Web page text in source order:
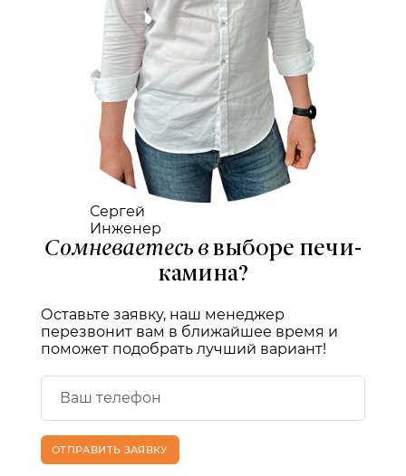
Сергей
Инженер
Сомневаетесь в выборе печи-
камина?
Оставьте заявку, наш менеджер
перезвонит вам в ближайшее время и
поможет подобрать лучший вариант!
ОТПРАВИТЬ ЗАЯВКУ